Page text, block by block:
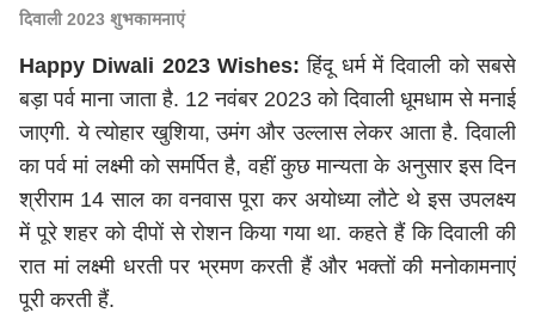
दिवाली 2023 शुभकामनाएं
Happy Diwali 2023 Wishes:हिंदू धर्म में दिवाली को सबसे
बड़ा पर्व माना जाता है. 12 नवंबर 2023 को दिवाली धूमधाम से मनाई
जाएगी. ये त्योहार खुशिया, उमंग और उल्लास लेकर आता है. दिवाली
का पर्व मां लक्ष्मी को समर्पित है, वहीं कुछ मान्यता के अनुसार इस दिन
श्रीराम 14 साल का वनवास पूरा कर अयोध्या लौटे थे इस उपलक्ष्य
में पूरे शहर को दीपों से रोशन किया गया था. कहते हैं कि दिवाली की
रात मां लक्ष्मी धरती पर भ्रमण करती हैं और भक्तों की मनोकामनाएं
पूरी करती हैं.